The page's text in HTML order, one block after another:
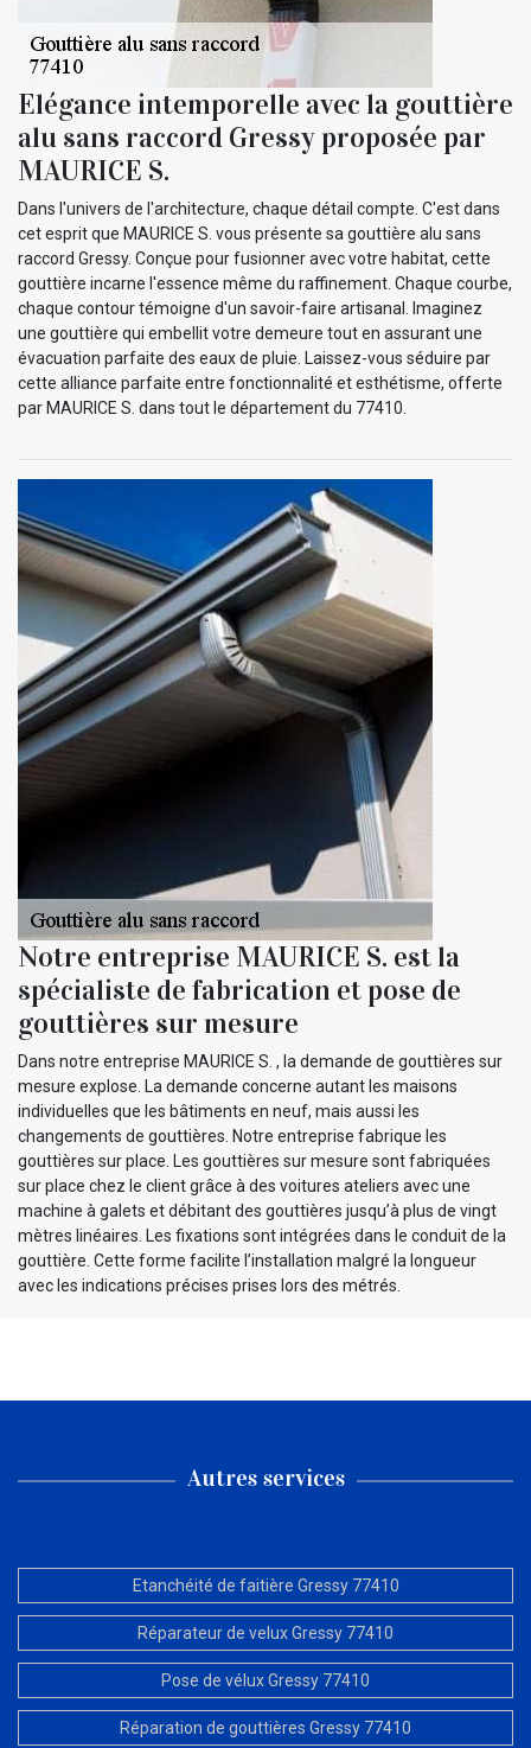
Elégance intemporelle avec la gouttière
alu sans raccord Gressy proposée par
MAURICE S.
Dans l'univers de l'architecture, chaque détail compte. C'est dans
cet esprit que MAURICE S. vous présente sa gouttière alu sans
raccord Gressy. Conçue pour fusionner avec votre habitat, cette
gouttière incarne l'essence même du raffinement. Chaque courbe,
chaque contour témoigne d'un savoir-faire artisanal. Imaginez
une gouttière qui embellit votre demeure tout en assurant une
évacuation parfaite des eaux de pluie. Laissez-vous séduire par
cette alliance parfaite entre fonctionnalité et esthétisme, offerte
par MAURICE S. dans tout le département du 77410.
Notre entreprise MAURICE S. est la
spécialiste de fabrication et pose de
gouttières sur mesure
Dans notre entreprise MAURICE S. , la demande de gouttières sur
mesure explose. La demande concerne autant les maisons
individuelles que les bâtiments en neuf, mais aussi les
changements de gouttières. Notre entreprise fabrique les
gouttières sur place. Les gouttières sur mesure sont fabriquées
sur place chez le client grâce à des voitures ateliers avec une
machine à galets et débitant des gouttières jusqu’à plus de vingt
mètres linéaires. Les fixations sont intégrées dans le conduit de la
gouttière. Cette forme facilite l’installation malgré la longueur
avec les indications précises prises lors des métrés.
Autres services
Etanchéité de faitière Gressy 77410
Réparateur de velux Gressy 77410
Pose de vélux Gressy 77410
Réparation de gouttières Gressy 77410